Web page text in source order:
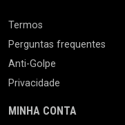
Termos
Perguntas frequentes
Anti-Golpe
Privacidade
MINHA CONTA